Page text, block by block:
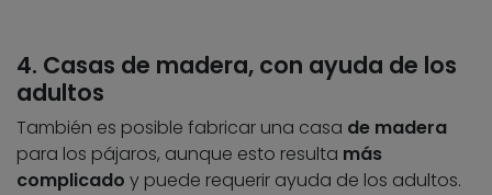
4. Casas de madera, con ayuda de los
adultos
También es posible fabricar una casa de madera
para los pájaros, aunque esto resulta más
complicado y puede requerir ayuda de los adultos.